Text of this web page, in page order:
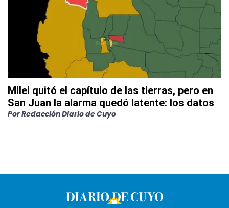
Milei quitó el capítulo de las tierras, pero en
San Juan la alarma quedó latente: los datos
PorRedacción Diario de Cuyo